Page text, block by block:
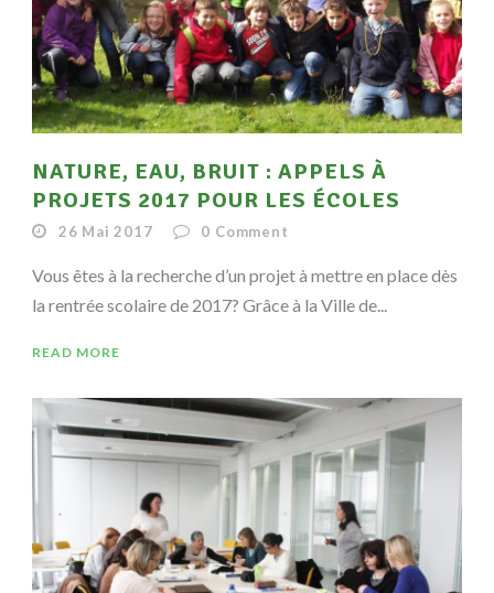
NATURE, EAU, BRUIT : APPELS À
PROJETS 2017 POUR LES ÉCOLES
26 Mai 2017 0 Comment
Vous êtes à la recherche d’un projet à mettre en place dès
la rentrée scolaire de 2017? Grâce à la Ville de...
READ MORE